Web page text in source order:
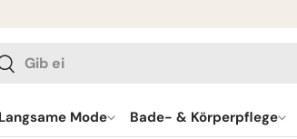
Langsame Mode Bade- & Körperpflege